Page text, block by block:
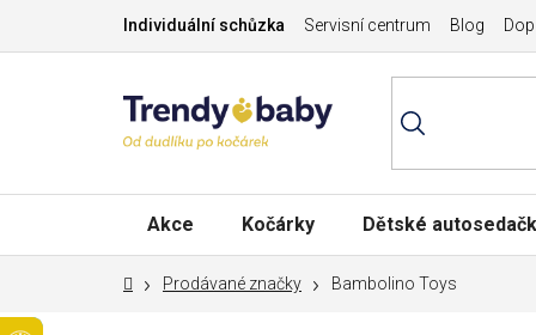
Individuální schůzka Servisní centrum Blog
Akce Kočárky Dětské
DomůProdávané značky Bambolino Toys